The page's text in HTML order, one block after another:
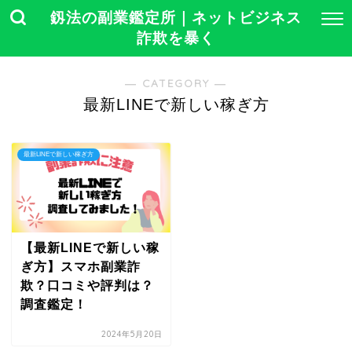
釼法の副業鑑定所｜ネットビジネス
詐欺を暴く
― CATEGORY ―
最新LINEで新しい稼ぎ方
最新LINEで新しい稼ぎ方
【最新LINEで新しい稼
ぎ方】スマホ副業詐
欺？口コミや評判は？
調査鑑定！
2024年5月20日